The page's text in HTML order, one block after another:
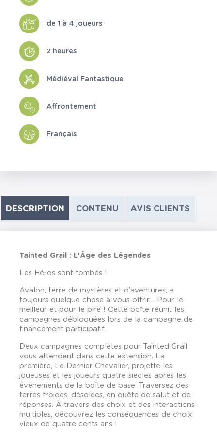
de 1 à 4 joueurs
2 heures
Médiéval Fantastique
Affrontement
Français
DESCRIPTION CONTENU AVIS CLIENTS
Tainted Grail : L'Âge des Légendes
Les Héros sont tombés !
Avalon, terre de mystères et d’aventures, a
toujours quelque chose à vous offrir… Pour le
meilleur et pour le pire ! Cette boîte réunit les
campagnes débloquées lors de la campagne de
financement participatif.
Deux campagnes complètes pour Tainted Grail
vous attendent dans cette extension. La
première, Le Dernier Chevalier, projette les
joueuses et les joueurs quatre siècles après les
événements de la boîte de base. Traversez des
terres froides, désolées, en quête de salut et de
réponses. À travers des choix et des interactions
multiples, découvrez les conséquences de choix
vieux de quatre cents ans !